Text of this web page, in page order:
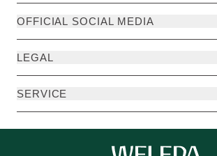
OFFICIAL SOCIAL MEDIA
LEGAL
SERVICE